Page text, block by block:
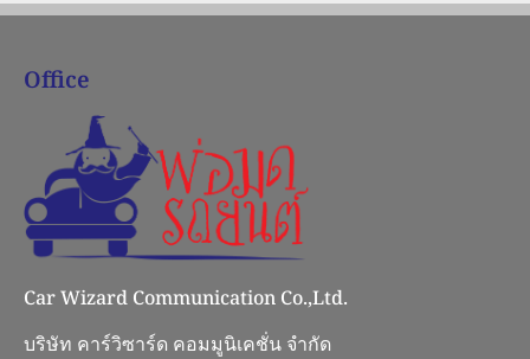
Office
Car Wizard Communication Co.,Ltd.
บริษัท คาร์วิซาร์ด คอมมูนิเคชั่น จำกัด